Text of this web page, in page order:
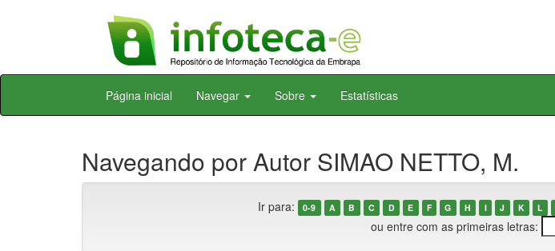
Skip
Página inicial Navegar Sobre Estatísticas
Navegando por Autor SIMAO NETTO, M.
Ir para: 0-9 A B C D E F G H I J K L
ou entre com as primeiras letras: